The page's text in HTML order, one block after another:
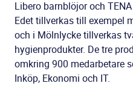
Libero barnblöjor och
Edet tillverkas till exempel
och i Mölnlycke tillverkas
hygienprodukter. De tre
omkring 900 medarbetare
Inköp, Ekonomi och IT.